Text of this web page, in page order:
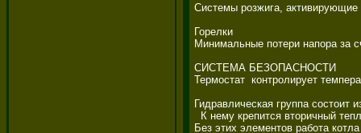
Системы розжига,
Горелки
Минимальные потери напора за
СИСТЕМА БЕЗОПАСНОСТИ
Термостат  контролирует
Гидравлическая группа состоит
К нему крепится вторичный
Без этих элементов работа